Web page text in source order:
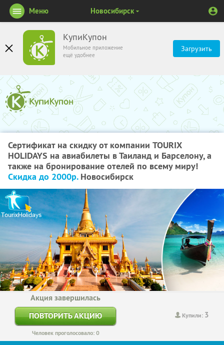
КупиКупон
Мобильное приложение
ещё удобнее
Загрузить
Меню Новосибирск
Сертификат на скидку от компании TOURIX
HOLIDAYS на авиабилеты в Таиланд и Барселону, а
также на бронирование отелей по всему миру!
Скидка до 2000р.Новосибирск
Купили: 3
Акция завершилась
ПОВТОРИТЬ АКЦИЮ
Человек проголосовало: 0